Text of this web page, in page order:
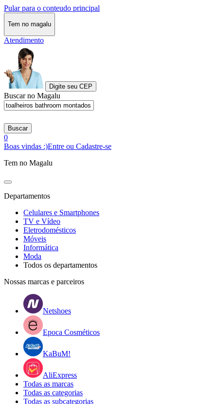
Pular para o conteudo principal
Tem no magalu
Atendimento
Digite seu CEP
Buscar no Magalu
Buscar
0
Boas vindas :)Entre ou Cadastre-se
Tem no Magalu
Departamentos
Celulares e Smartphones
TV e Vídeo
Eletrodomésticos
Móveis
Informática
Moda
Todos os departamentos
Nossas marcas e parceiros
Netshoes
Epoca Cosméticos
KaBuM!
AliExpress
Todas as marcas
Todas as categorias
Todas as subcategorias